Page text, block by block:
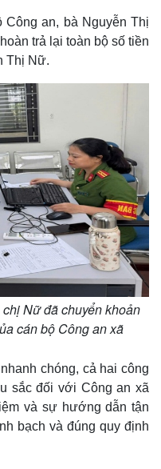
Magazine
an, bà Nguyễn Thị
trả lại toàn bộ số tiền
Thị Nữ.
Nữ đã chuyển khoản
cán bộ Công an xã
chóng, cả hai công
sắc đối với Công an xã
và sự hướng dẫn tận
bạch và đúng quy định